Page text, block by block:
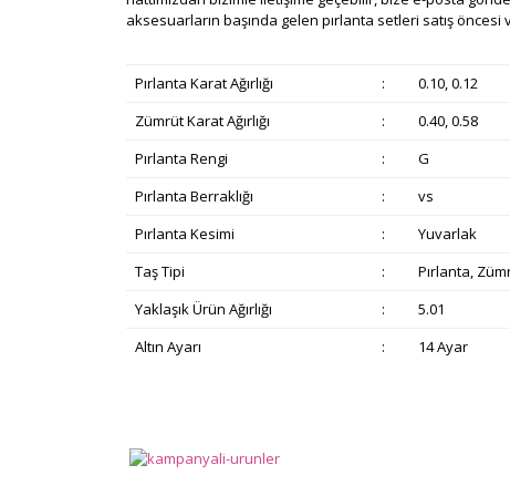
aksesuarların başında gelen pırlanta setleri satış
Pırlanta Karat Ağırlığı :
0.10, 0.12
Zümrüt Karat Ağırlığı
:
0.40, 0.58
Pırlanta Rengi
:
G
Pırlanta Berraklığı
:
vs
Pırlanta Kesimi
:
Yuvarlak
Taş Tipi
:
Pırlanta,
Yaklaşık Ürün Ağırlığı
:
5.01
Altın Ayarı
: 14 Ayar